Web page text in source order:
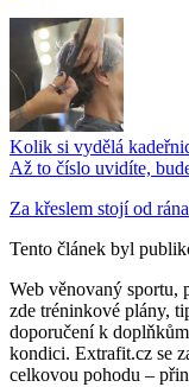
Kolik si vydělá
Až to číslo uvidíte,
Za křeslem stojí od
Tento článek byl
Web věnovaný sportu,
zde tréninkové plány,
doporučení k
kondici. Extrafit.cz se
celkovou pohodu –